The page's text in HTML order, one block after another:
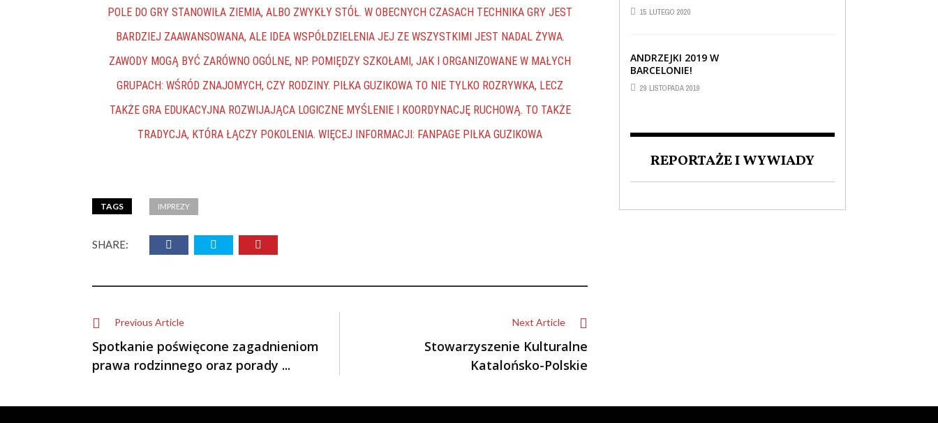
POLE DO GRY STANOWIŁA ZIEMIA, ALBO ZWYKŁY STÓŁ. W OBECNYCH CZASACH TECHNIKA GRY JEST
BARDZIEJ ZAAWANSOWANA, ALE IDEA WSPÓŁDZIELENIA JEJ ZE WSZYSTKIMI JEST NADAL ŻYWA.
ZAWODY MOGĄ BYĆ ZARÓWNO OGÓLNE, NP. POMIĘDZY SZKOŁAMI, JAK I ORGANIZOWANE W MAŁYCH
GRUPACH: WŚRÓD ZNAJOMYCH, CZY RODZINY. PIŁKA GUZIKOWA TO NIE TYLKO ROZRYWKA, LECZ
TAKŻE GRA EDUKACYJNA ROZWIJAJĄCA LOGICZNE MYŚLENIE I KOORDYNACJĘ RUCHOWĄ. TO TAKŻE
TRADYCJA, KTÓRA ŁĄCZY POKOLENIA. WIĘCEJ INFORMACJI: FANPAGE PIŁKA GUZIKOWA
TAGS IMPREZY
SHARE:
Previous Article
Spotkanie poświęcone zagadnieniom
prawa rodzinnego oraz porady ...
Next Article
Stowarzyszenie Kulturalne
Katalońsko-Polskie
15 LUTEGO 2020
ANDRZEJKI 2019 W
BARCELONIE!
29 LISTOPADA 2019
REPORTAŻE I WYWIADY
MIŁOŚCI DO NASZEGO
JĘZYKA I FASCYNACJI
POLSKĄ KULTURĄ.